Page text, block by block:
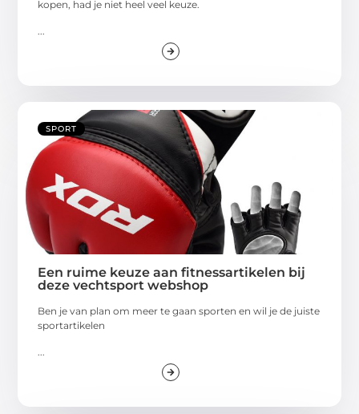
kopen, had je niet heel veel keuze.
SPORT
Een ruime keuze aan fitnessartikelen bij
deze vechtsport webshop
Ben je van plan om meer te gaan sporten en wil je de juiste
sportartikelen